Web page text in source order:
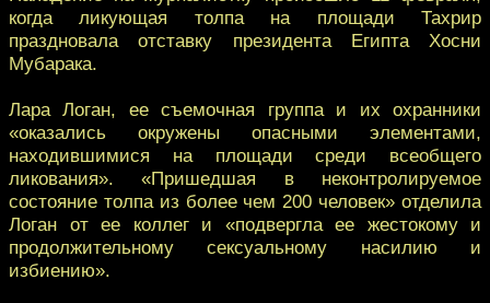
когда ликующая толпа на площади Тахрир
праздновала отставку президента Египта Хосни
Мубарака.
Лара Логан, ее съемочная группа и их охранники
«оказались окружены опасными элементами,
находившимися на площади среди всеобщего
ликования». «Пришедшая в неконтролируемое
состояние толпа из более чем 200 человек» отделила
Логан от ее коллег и «подвергла ее жестокому и
продолжительному сексуальному насилию и
избиению».